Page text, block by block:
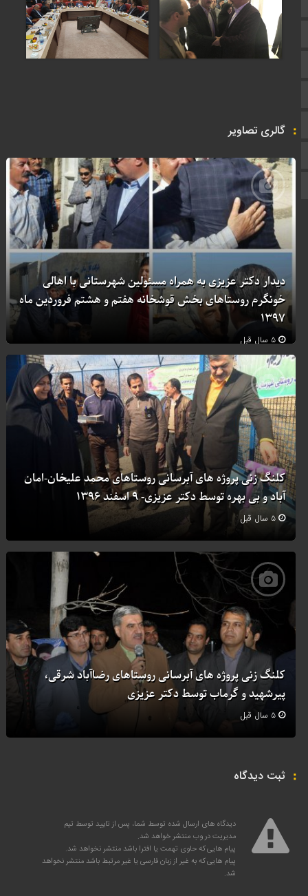
اطلاعات سایت
زبان انگلیسی
زبان عربی
گالری تصاویر
دیدار دکتر عزیزی به همراه مسئولین شهرستانی با اهالی
خونگرم روستاهای بخش قوشخانه هفتم و هشتم فروردین ماه
۱۳۹۷
۵ سال قبل
کلنگ زنی پروژه های آبرسانی روستاهای محمد علیخان-امان
آباد و بی بهره توسط دکتر عزیزی- ۹ اسفند ۱۳۹۶
۵ سال قبل
کلنگ زنی پروژه های آبرسانی روستاهای رضاآباد شرقی،
پیرشهید و گرماب توسط دکتر عزیزی
۵ سال قبل
ثبت دیدگاه
دیدگاه های ارسال شده توسط شما، پس از تایید توسط تیم
مدیریت در وب منتشر خواهد شد.
پیام هایی که حاوی تهمت یا افترا باشد منتشر نخواهد شد.
پیام هایی که به غیر از زبان فارسی یا غیر مرتبط باشد منتشر نخواهد
شد.